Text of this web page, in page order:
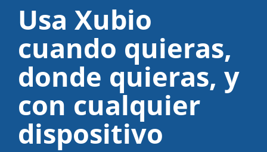
Usa Xubio
cuando quieras,
donde quieras, y
con cualquier
dispositivo